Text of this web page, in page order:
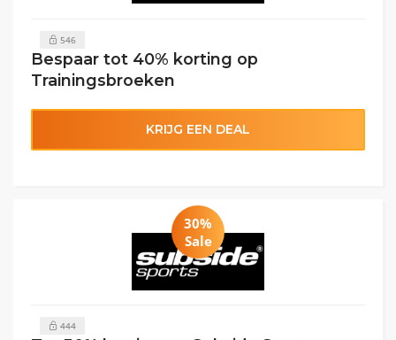
546
Bespaar tot 40% korting op
Trainingsbroeken
KRIJG EEN DEAL
30%
Sale
444